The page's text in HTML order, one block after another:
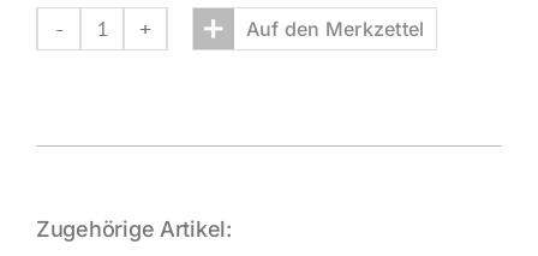
stehtisch
+ Auf den Merkzettel
Zugehörige Artikel: